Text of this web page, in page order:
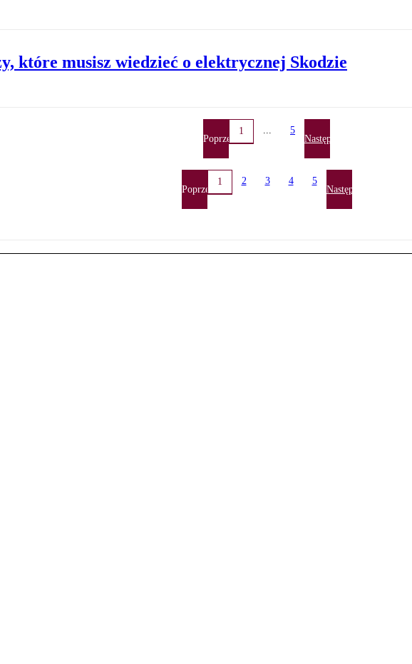
które musisz wiedzieć o elektrycznej Skodzie
Poprzednia
1 ... 5
Następna
Poprzednia
1 2 3 4 5
Następna